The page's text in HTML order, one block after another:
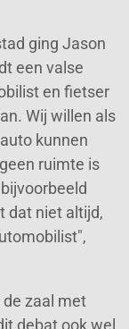
ging Jason
een valse
en fietser
Wij willen als
kunnen
ruimte is
dat niet altijd,
de zaal met
debat ook wel